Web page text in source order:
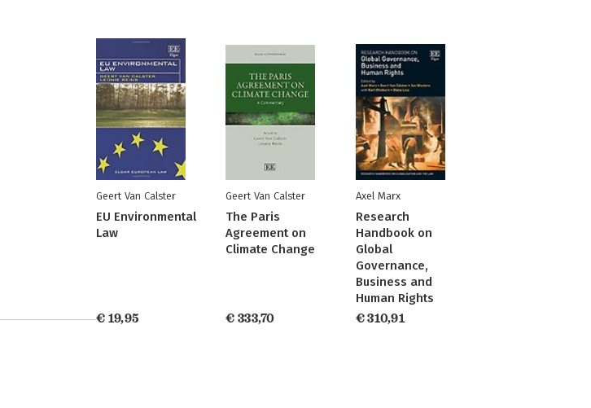
Geert Van Calster
EU Environmental
Law
€ 19,95
Geert Van Calster
The Paris
Agreement on
Climate Change
€ 333,70
Axel Marx
Research
Handbook on
Global
Governance,
Business and
Human Rights
€ 310,91